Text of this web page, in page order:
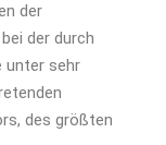
der
der durch
unter sehr
des größten